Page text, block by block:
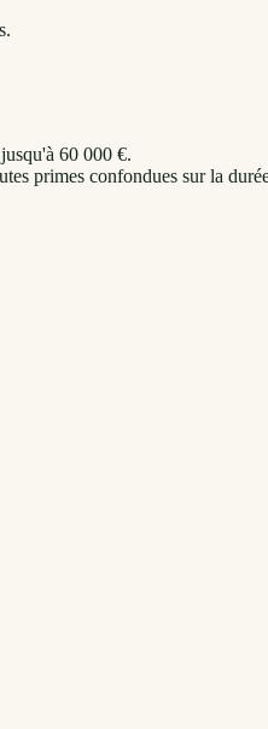
60 000 €.
primes confondues sur la